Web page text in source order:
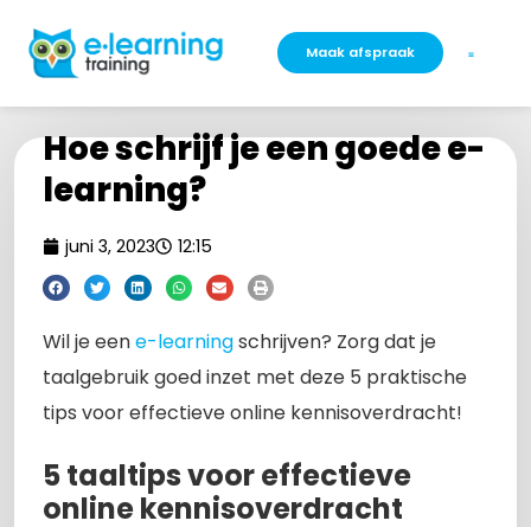
Maak afspraak
Hoe schrijf je een goede e-
learning?
juni 3, 2023 12:15
Wil je eene-learningschrijven? Zorg dat je
taalgebruik goed inzet met deze 5 praktische
tips voor effectieve online kennisoverdracht!
5 taaltips voor effectieve
online kennisoverdracht